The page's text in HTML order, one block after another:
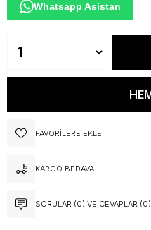
Whatsapp Asistan
FAVORILERE EKLE
KARGO BEDAVA
SORULAR (0) VE CEVAPLAR (0)